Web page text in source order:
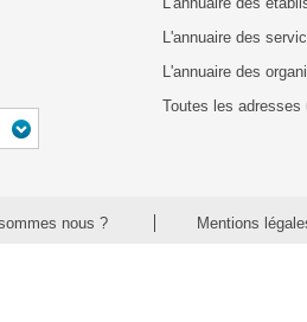
L'annuaire des
L'annuaire des
Toutes les adresses
nous ? Mentions